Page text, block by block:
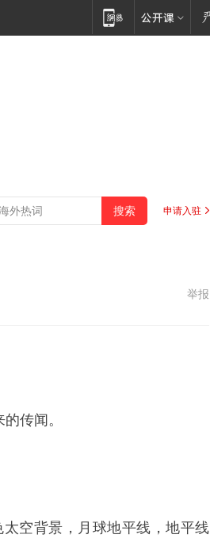
申请入驻
举报
传闻。
空背景，月球地平线，地平线